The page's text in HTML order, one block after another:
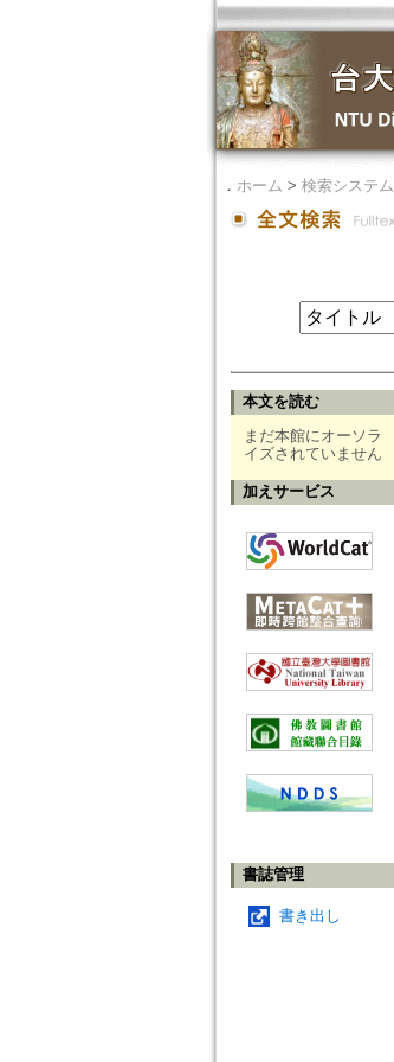
． ホーム > 検索システム
本文を読む
まだ本館にオーソラ
イズされていません
加えサービス
書誌管理
書き出し